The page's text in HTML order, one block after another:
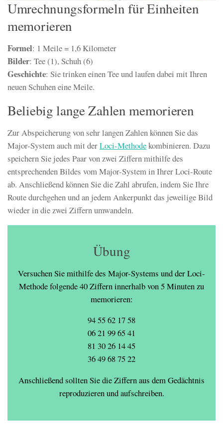
Umrechnungsformeln für Einheiten
memorieren
Formel: 1 Meile = 1,6 Kilometer
Bilder: Tee (1), Schuh (6)
Geschichte: Sie trinken einen Tee und laufen dabei mit Ihren
neuen Schuhen eine Meile.
Beliebig lange Zahlen memorieren
Zur Abspeicherung von sehr langen Zahlen können Sie das
Major-System auch mit derLoci-Methodekombinieren. Dazu
speichern Sie jedes Paar von zwei Ziffern mithilfe des
entsprechenden Bildes vom Major-System in Ihrer Loci-Route
ab. Anschließend können Sie die Zahl abrufen, indem Sie Ihre
Route durchgehen und an jedem Ankerpunkt das jeweilige Bild
wieder in die zwei Ziffern umwandeln.
Übung
Versuchen Sie mithilfe des Major-Systems und der Loci-
Methode folgende 40 Ziffern innerhalb von 5 Minuten zu
memorieren:
94 55 62 17 58
06 21 99 65 41
81 30 26 14 45
36 49 68 75 22
Anschließend sollten Sie die Ziffern aus dem Gedächtnis
reproduzieren und aufschreiben.